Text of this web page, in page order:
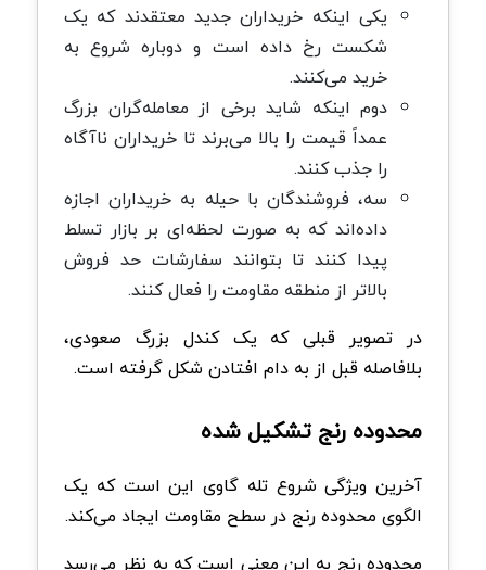
یکی اینکه خریداران جدید معتقدند که یک
شکست رخ داده است و دوباره شروع به
خرید می‌کنند.
دوم اینکه شاید برخی از معامله‌گران بزرگ
عمداً قیمت را بالا می‌برند تا خریداران ناآگاه
را جذب کنند.
سه، فروشندگان با حیله به خریداران اجازه
داده‌اند که به صورت لحظه‌ای بر بازار تسلط
پیدا کنند تا بتوانند سفارشات حد فروش
بالاتر از منطقه مقاومت را فعال کنند.
در تصویر قبلی که یک کندل بزرگ صعودی،
بلافاصله قبل از به دام افتادن شکل گرفته است.
محدوده رنج تشکیل شده
آخرین ویژگی شروع تله گاوی این است که یک
الگوی محدوده رنج در سطح مقاومت ایجاد می‌کند.
محدوده رنج به این معنی است که به نظر می‌رسد